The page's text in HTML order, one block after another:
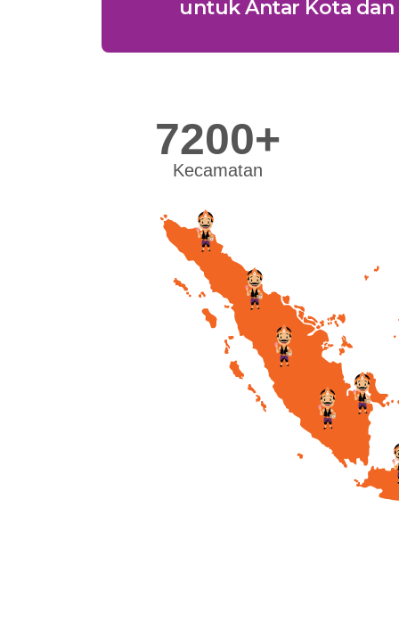
untuk Antar Kota dan
7200+
Kecamatan